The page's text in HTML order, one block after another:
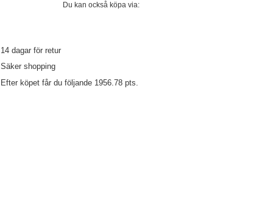
Du kan också köpa via:
14 dagar för retur
Säker shopping
Efter köpet får du följande 1956.78 pts.